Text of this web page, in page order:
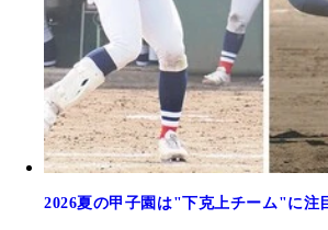
2026夏の甲子園は"下克上チーム"に注